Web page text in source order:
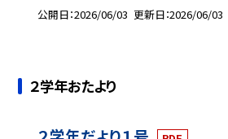
公開日 2026/06/03 更新日 2026/06/03
２学年おたより